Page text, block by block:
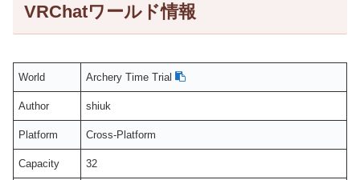
VRChatワールド情報
World Archery Time Trial
Author shiuk
Platform Cross-Platform
Capacity 32